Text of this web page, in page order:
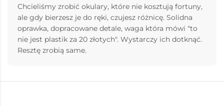
Chcieliśmy zrobić okulary, które nie kosztują fortuny,
ale gdy bierzesz je do ręki, czujesz różnicę. Solidna
oprawka, dopracowane detale, waga która mówi "to
nie jest plastik za 20 złotych". Wystarczy ich dotknąć.
Resztę zrobią same.